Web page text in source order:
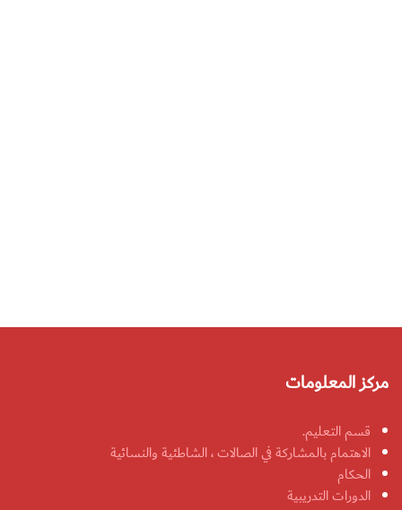
مركز المعلومات
قسم التعليم.
الاهتمام بالمشاركة في الصالات ، الشاطئية والنسائية
الحكام
الدورات التدريبية